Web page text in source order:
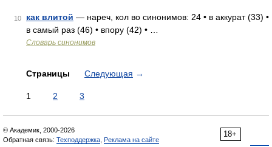
10 как влитой — нареч, кол во синонимов: 24 • в аккурат (33) •
в самый раз (46) • впору (42) • …
Словарь синонимов
Страницы Следующая →
1 2 3
18+
© Академик, 2000-2026
Обратная связь: Техподдержка Реклама на сайте